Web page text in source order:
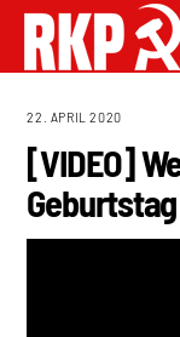
22. APRIL 2020
[VIDEO]
Geburtstag